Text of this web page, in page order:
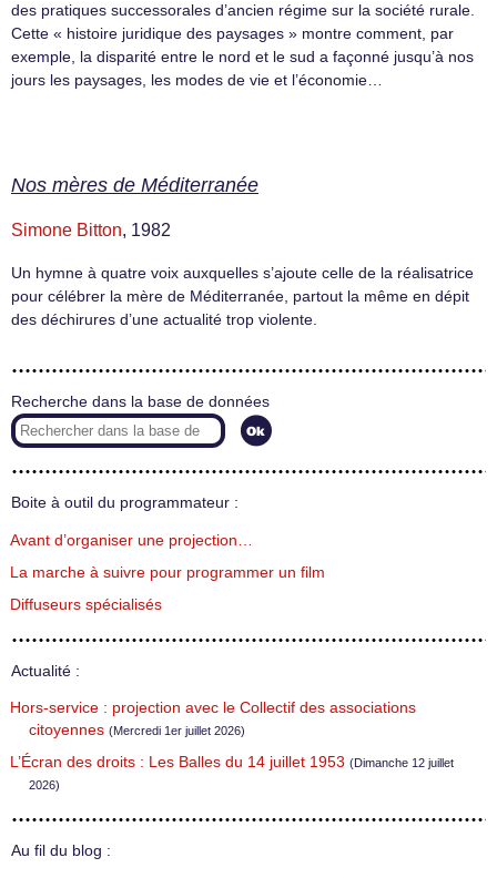
des pratiques successorales d’ancien régime sur la société rurale.
Cette « histoire juridique des paysages » montre comment, par
exemple, la disparité entre le nord et le sud a façonné jusqu’à nos
jours les paysages, les modes de vie et l’économie…
Nos mères de Méditerranée
Simone Bitton, 1982
Un hymne à quatre voix auxquelles s’ajoute celle de la réalisatrice
pour célébrer la mère de Méditerranée, partout la même en dépit
des déchirures d’une actualité trop violente.
Recherche dans la base de données
Boite à outil du programmateur :
Avant d’organiser une projection…
La marche à suivre pour programmer un film
Diffuseurs spécialisés
Actualité :
Hors-service : projection avec le Collectif des associations
citoyennes (Mercredi 1er juillet 2026)
L’Écran des droits : Les Balles du 14 juillet 1953 (Dimanche 12 juillet
2026)
Au fil du blog :